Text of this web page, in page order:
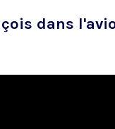
dans